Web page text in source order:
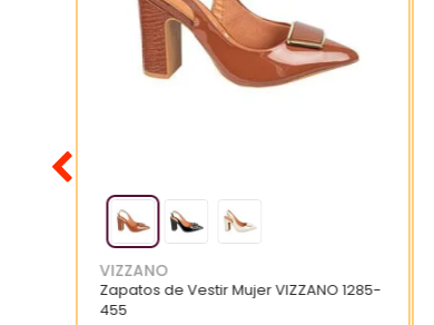
VIZZANO
Zapatos de Vestir Mujer VIZZANO 1285-
455